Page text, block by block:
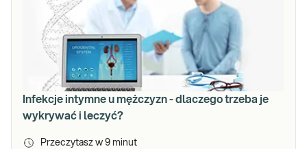
Infekcje intymne u mężczyzn - dlaczego trzeba je
wykrywać i leczyć?
Przeczytasz w 9 minut